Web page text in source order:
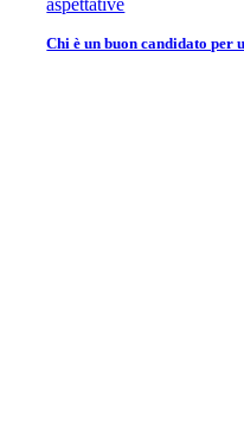
aspettative
Chi è un buon candidato per